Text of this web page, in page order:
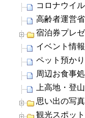
コロナウイ
高齢者運営
宿泊券プレ
イベント情報
ペット預かり
周辺お食事
上高地・登
思い出の写真
観光スポッ